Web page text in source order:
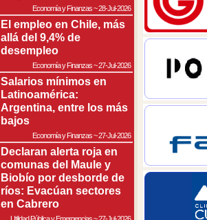
Economía y Finanzas~28-Jul-2026
El empleo en Chile, más
allá del 9,4% de
desempleo
Economía y Finanzas~27-Jul-2026
Salarios mínimos en
Latinoamérica:
Argentina, entre los más
bajos
Economía y Finanzas~27-Jul-2026
Declaran alerta roja en
comunas del Maule y
Biobío por desborde de
ríos: Evacúan sectores
en Cabrero